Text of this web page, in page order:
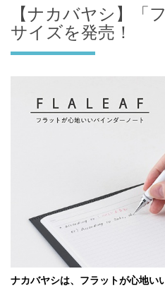
【ナカバヤシ】「
サイズを発売！
ナカバヤシは、フラットが心地い